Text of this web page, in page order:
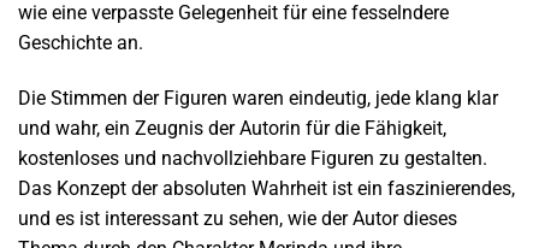
wie eine verpasste Gelegenheit für eine fesselndere
Geschichte an.
Die Stimmen der Figuren waren eindeutig, jede klang klar
und wahr, ein Zeugnis der Autorin für die Fähigkeit,
kostenloses und nachvollziehbare Figuren zu gestalten.
Das Konzept der absoluten Wahrheit ist ein faszinierendes,
und es ist interessant zu sehen, wie der Autor dieses